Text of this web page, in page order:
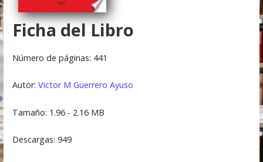
Ficha del Libro
Número de páginas: 441
Autor: Victor M Guerrero Ayuso
Tamaño: 1.96 - 2.16 MB
Descargas: 949